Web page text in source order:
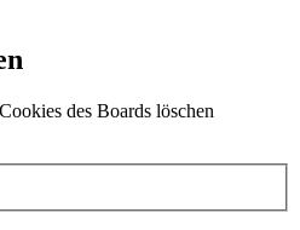
des Boards löschen